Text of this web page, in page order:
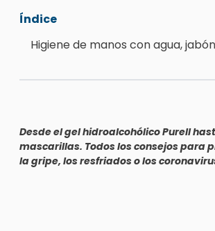
Índice
Higiene de manos con agua,
Desde el gel hidroalcohólico Purell
mascarillas. Todos los consejos para
la gripe, los resfriados o los